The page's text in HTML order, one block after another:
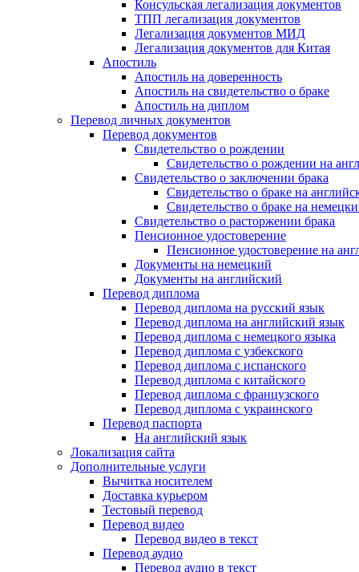
Консульская легализация документов
ТПП легализация документов
Легализация документов МИД
Легализация документов для Китая
Апостиль
Апостиль на доверенность
Апостиль на свидетельство о браке
Апостиль на диплом
Перевод личных документов
Перевод документов
Свидетельство о рождении
Свидетельство о рождении на
Свидетельство о заключении брака
Свидетельство о браке на
Свидетельство о браке на
Свидетельство о расторжении брака
Пенсионное удостоверение
Пенсионное удостоверение на
Документы на немецкий
Документы на английский
Перевод диплома
Перевод диплома на русский язык
Перевод диплома на английский язык
Перевод диплома с немецкого языка
Перевод диплома с узбекского
Перевод диплома с испанского
Перевод диплома с китайского
Перевод диплома с французского
Перевод диплома с украинского
Перевод паспорта
На английский язык
Локализация сайта
Дополнительные услуги
Вычитка носителем
Доставка курьером
Тестовый перевод
Перевод видео
Перевод видео в текст
Перевод аудио
Перевод аудио в текст